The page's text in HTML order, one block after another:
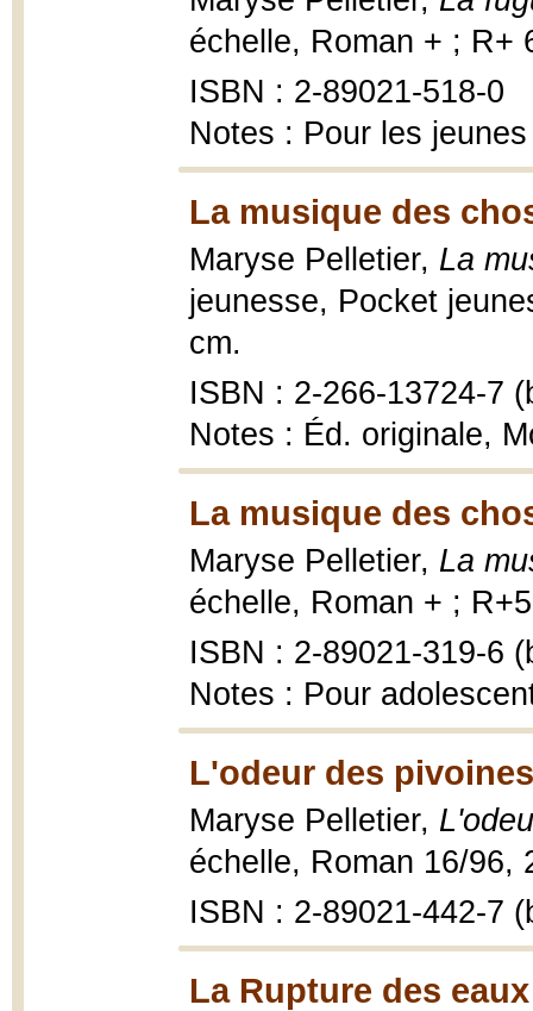
échelle, Roman + ; R+
ISBN : 2-89021-518-0
Notes : Pour les jeunes
La musique des
Maryse Pelletier, La
jeunesse, Pocket
cm.
ISBN : 2-266-13724-7
Notes : Éd. originale,
La musique des
Maryse Pelletier, La
échelle, Roman + ;
ISBN : 2-89021-319-6
Notes : Pour
L'odeur des
Maryse Pelletier,
échelle, Roman 16/96,
ISBN : 2-89021-442-7
La Rupture des